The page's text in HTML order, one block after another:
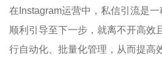
在Instagram运营中，私信引流是
顺利引导至下一步，就离不开高效
行自动化、批量化管理，从而提高